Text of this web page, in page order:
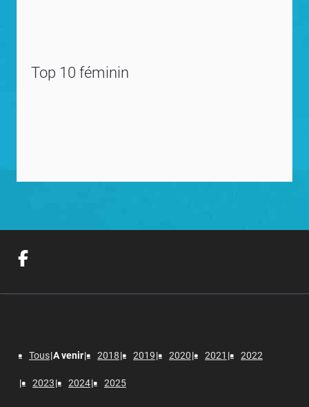
Top 10 féminin
Tous A venir 2018 2019 2020 2021 2022
2023 2024 2025